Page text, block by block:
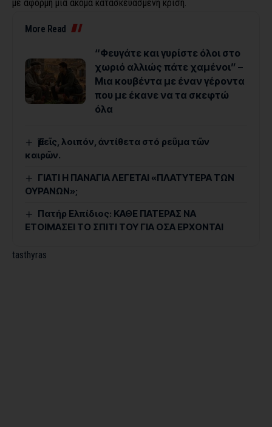
με αφορμή μια ακόμα κατασκευασμένη κρίση.
More Read
“Φευγάτε και γυρίστε όλοι στο
χωριό αλλιώς πάτε χαμένοι” –
Μια κουβέντα με έναν γέροντα
που με έκανε να τα σκεφτώ
όλα
Ἐμεῖς, λοιπόν, ἀντίθετα στό ρεῦμα τῶν
καιρῶν.
ΓΙΑΤΙ Η ΠΑΝΑΓΙΑ ΛΕΓΕΤΑΙ «ΠΛΑΤΥΤΕΡΑ ΤΩΝ
ΟΥΡΑΝΩΝ»;
Πατήρ Ελπίδιος: ΚΑΘΕ ΠΑΤΕΡΑΣ ΝΑ
ΕΤΟΙΜΑΣΕΙ ΤΟ ΣΠΙΤΙ ΤΟΥ ΓΙΑ ΟΣΑ ΕΡΧΟΝΤΑΙ
tasthyras